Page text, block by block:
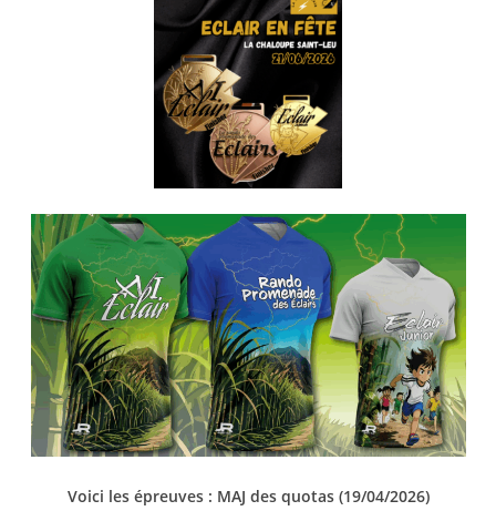
Voici les épreuves : MAJ des quotas (19/04/2026)